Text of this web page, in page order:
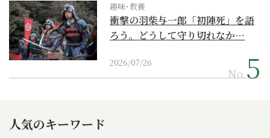
趣味･教養
衝撃の羽柴与一郎「初陣死」を語
ろう。どうして守り切れなか…
2026/07/26
No.
人気のキーワード